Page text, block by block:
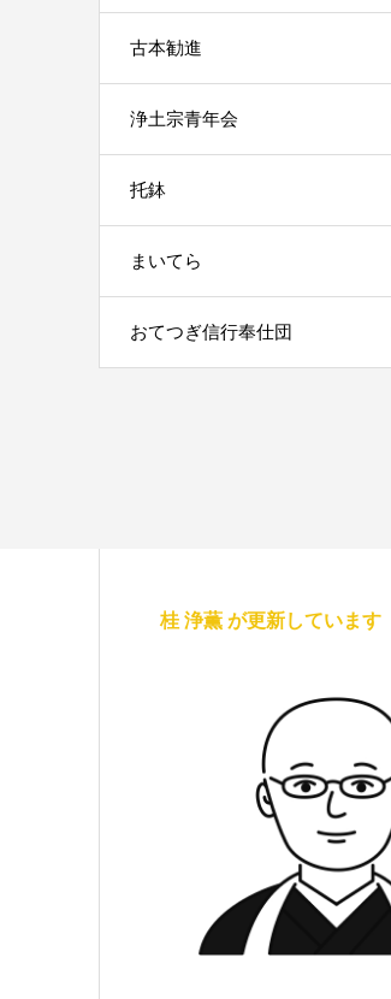
古本勧進
浄土宗青年会
托鉢
まいてら
おてつぎ信行奉仕団
桂 浄薫 が更新しています